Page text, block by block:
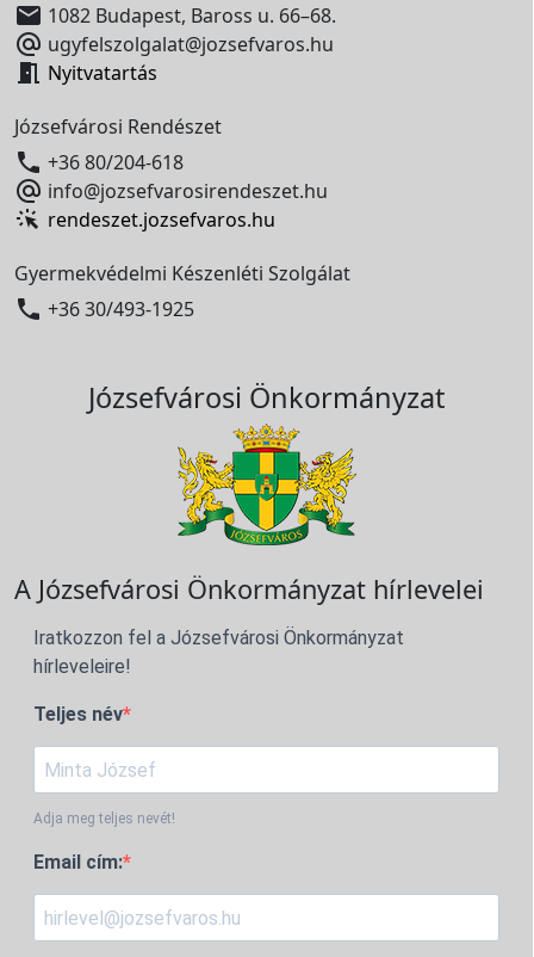
 1082 Budapest, Baross u. 66–68.
 ugyfelszolgalat@jozsefvaros.hu
 Nyitvatartás
Józsefvárosi Rendészet
 +36 80/204-618
 info@jozsefvarosirendeszet.hu
rendeszet.jozsefvaros.hu
Gyermekvédelmi Készenléti Szolgálat
 +36 30/493-1925
Józsefvárosi Önkormányzat
A Józsefvárosi Önkormányzat hírlevelei
Iratkozzon fel a Józsefvárosi Önkormányzat
hírleveleire!
Teljes név
Adja meg teljes nevét!
Email cím: